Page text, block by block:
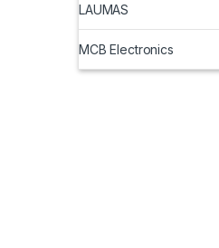
LAUMAS
MCB Electronics